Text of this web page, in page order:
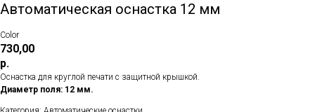
Автоматическая оснастка 12 мм
Color
730,00
р.
Оснастка для круглой печати с защитной крышкой.
Диаметр поля: 12 мм.